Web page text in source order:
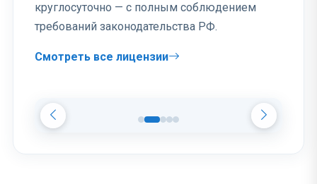
круглосуточно — с полным соблюдением
требований законодательства РФ.
Смотреть все лицензии